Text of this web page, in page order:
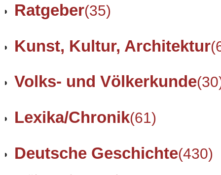
Ratgeber(35)
Kunst, Kultur, Architektur
Volks- und Völkerkunde
Lexika/Chronik(61)
Deutsche Geschichte(430)